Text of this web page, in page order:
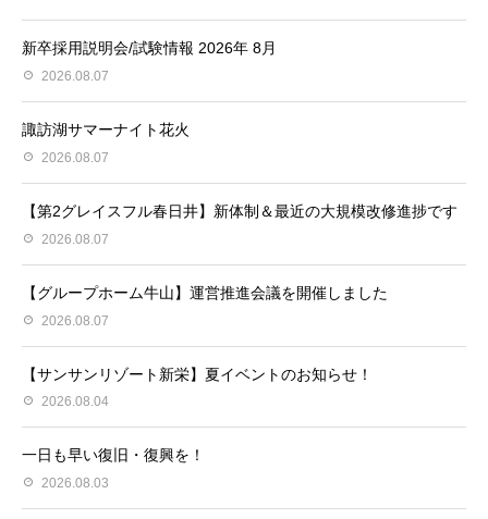
新卒採用説明会/試験情報 2026年 8月
2026.08.07
諏訪湖サマーナイト花火
2026.08.07
【第2グレイスフル春日井】新体制＆最近の大規模改修進捗です
2026.08.07
【グループホーム牛山】運営推進会議を開催しました
2026.08.07
【サンサンリゾート新栄】夏イベントのお知らせ！
2026.08.04
一日も早い復旧・復興を！
2026.08.03